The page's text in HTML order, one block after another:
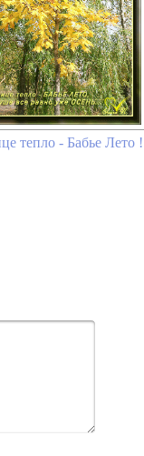
тепло - Бабье Лето !